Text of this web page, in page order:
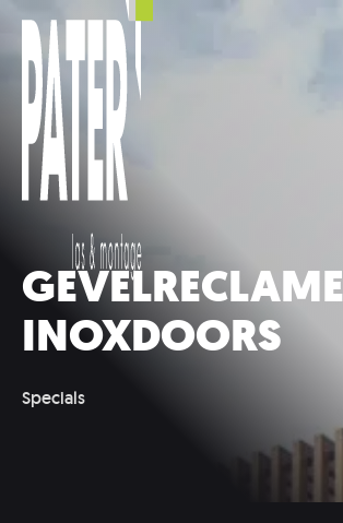
GEVELRECLAME
INOXDOORS
Specials